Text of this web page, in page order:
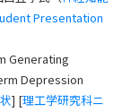
Presentation
Generating
Depression
] [理工学研究科ニ